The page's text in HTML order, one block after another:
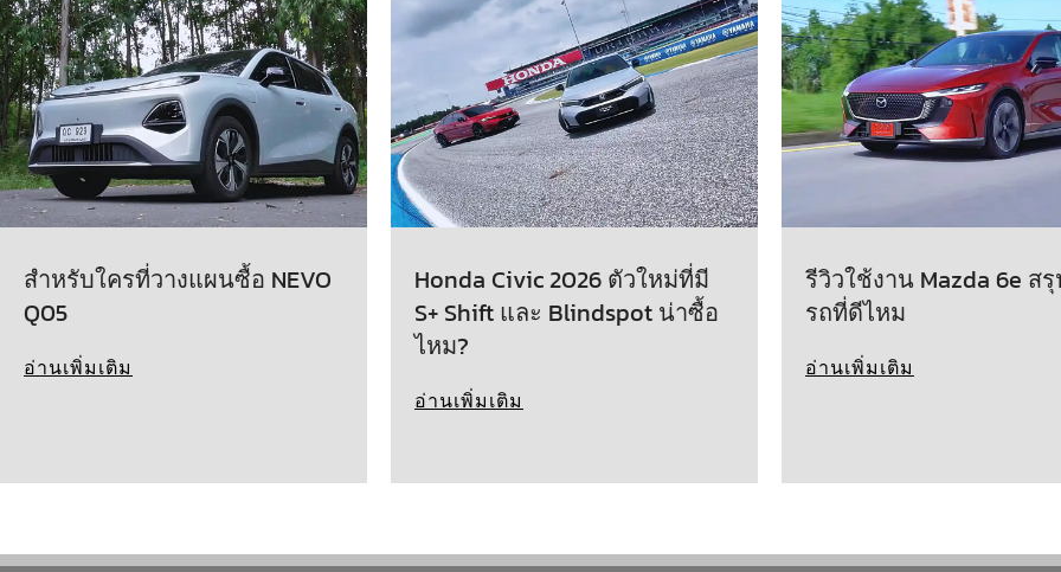
สำหรับใครที่วางแผนซื้อ NEVO
Q05
อ่านเพิ่มเติม
Honda Civic 2026 ตัวใหม่ที่มี
S+ Shift และ Blindspot น่าซื้อ
ไหม?
อ่านเพิ่มเติม
รีวิวใช้งาน Mazda 6e ส
รถที่ดีไหม
อ่านเพิ่มเติม